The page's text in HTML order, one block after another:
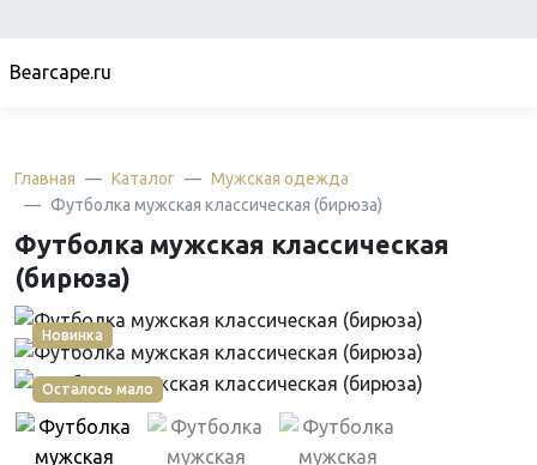
Bearcape.ru
Главная Каталог
Мужская одежда
Футболка мужская классическая (бирюза)
Футболка мужская классическая
(бирюза)
Новинка
Осталось мало